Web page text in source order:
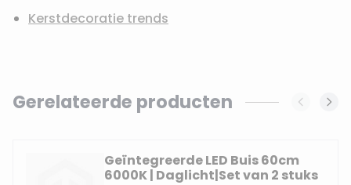
Kerstdecoratie trends
Navigating through the elements of the carousel is
Press to skip carousel
Gerelateerde producten
Geïntegreerde LED Buis 60cm
6000K | Daglicht|Set van 2 stuks